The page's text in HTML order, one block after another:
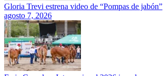
Gloria Trevi estrena video de “Pompas de jabón”
agosto 7, 2026